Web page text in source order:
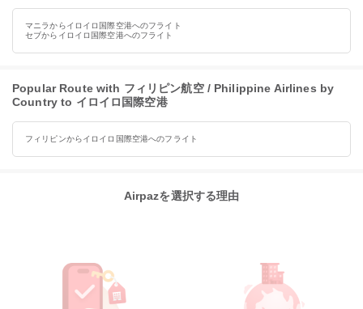
マニラからイロイロ国際空港へのフライト
セブからイロイロ国際空港へのフライト
Popular Route with フィリピン航空 / Philippine Airlines by
Country to イロイロ国際空港
フィリピンからイロイロ国際空港へのフライト
Airpazを選択する理由